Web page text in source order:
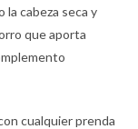
la cabeza seca y
que aporta
cualquier prenda